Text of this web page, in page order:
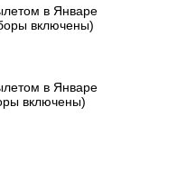
в Январе
включены)
в Январе
включены)